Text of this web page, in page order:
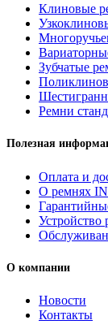
Клиновые
Зубчатые
Ремни
Полезная
Оплата и
О ремнях
Устройство
О компании
Новости
Контакты